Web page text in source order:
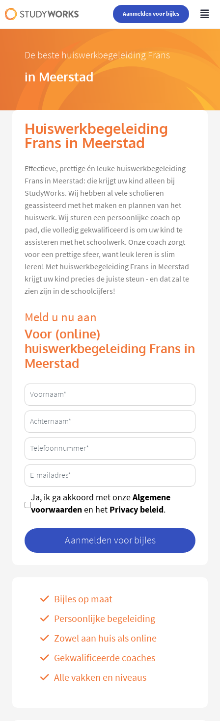
Aanmelden voor bijles
De beste huiswerkbegeleiding Frans
in Meerstad
Huiswerkbegeleiding
Frans in Meerstad
Effectieve, prettige én leuke huiswerkbegeleiding
Frans in Meerstad: die krijgt uw kind alleen bij
StudyWorks. Wij hebben al vele scholieren
geassisteerd met het maken en plannen van het
huiswerk. Wij sturen een persoonlijke coach op
pad, die volledig gekwalificeerd is om uw kind te
assisteren met het schoolwerk. Onze coach zorgt
voor een prettige sfeer, want leuk leren is slim
leren! Met huiswerkbegeleiding Frans in Meerstad
krijgt uw kind precies de juiste steun - en dat zal te
zien zijn in de schoolcijfers!
Meld u nu aan
Voor (online)
huiswerkbegeleiding Frans in
Meerstad
Ja, ik ga akkoord met onzeAlgemene
voorwaardenen het Privacy beleid.
Aanmelden voor bijles
Bijles op maat
Persoonlijke begeleiding
Zowel aan huis als online
Gekwalificeerde coaches
Alle vakken en niveaus